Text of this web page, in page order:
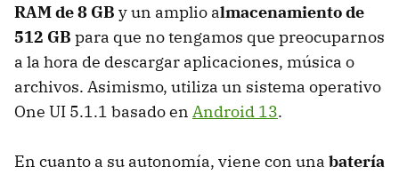
RAM de 8 GB y un amplio almacenamiento de
512 GB para que no tengamos que preocuparnos
a la hora de descargar aplicaciones, música o
archivos. Asimismo, utiliza un sistema operativo
One UI 5.1.1 basado en Android 13.
En cuanto a su autonomía, viene con una batería